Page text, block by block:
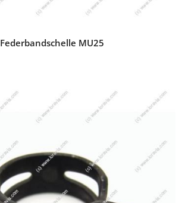
Federbandschelle MU25